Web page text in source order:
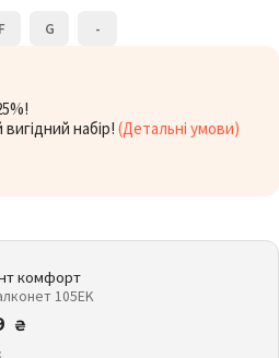
F G -
вигідний набір! (Детальні умови)
комфорт
105EK
₴